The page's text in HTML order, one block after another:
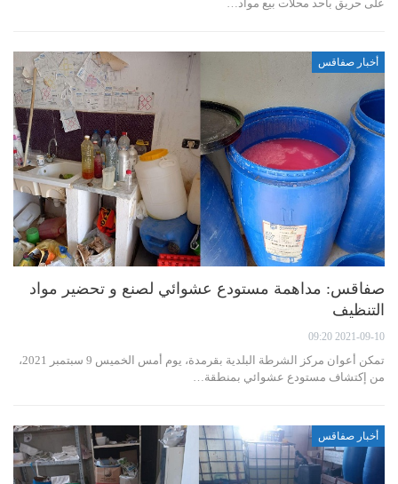
على حريق بأحد محلات بيع مواد…
أخبار صفاقس
صفاقس: مداهمة مستودع عشوائي لصنع و تحضير مواد
التنظيف
2021-09-10 09:20
تمكن أعوان مركز الشرطة البلدية بقرمدة، يوم أمس الخميس 9 سبتمبر 2021،
من إكتشاف مستودع عشوائي بمنطقة…
أخبار صفاقس